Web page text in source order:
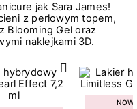
jak Sara James!
z perłowym topem,
Blooming Gel oraz
naklejkami 3D.